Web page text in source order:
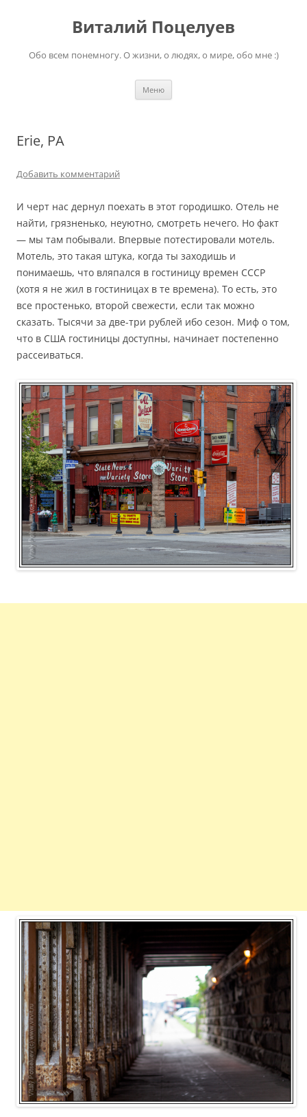
содержимомуВиталий Поцелуев
Обо всем понемногу. О жизни, о людях, о мире, обо мне :)
Меню
Erie, PA
Добавить комментарий
И черт нас дернул поехать в этот городишко. Отель не
найти, грязненько, неуютно, смотреть нечего. Но факт
— мы там побывали. Впервые потестировали мотель.
Мотель, это такая штука, когда ты заходишь и
понимаешь, что вляпался в гостиницу времен СССР
(хотя я не жил в гостиницах в те времена). То есть, это
все простенько, второй свежести, если так можно
сказать. Тысячи за две-три рублей ибо сезон. Миф о том,
что в США гостиницы доступны, начинает постепенно
рассеиваться.